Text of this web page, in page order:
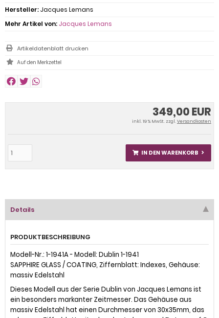
349,00 EUR
inkl. 19 % MwSt. zzgl.Versandkosten
IN DEN WARENKORB
Hersteller: Jacques Lemans
Mehr Artikel von: Jacques Lemans
Artikeldatenblatt drucken
Details
PRODUKTBESCHREIBUNG
Modell-Nr.: 1-1941A - Modell: Dublin 1-1941
SAPPHIRE GLASS / COATING, Ziffernblatt: Indexes, Gehäuse:
massiv Edelstahl
Dieses Modell aus der Serie Dublin von Jacques Lemans ist
ein besonders markanter Zeitmesser. Das Gehäuse aus
massiv Edelstahl hat einen Durchmesser von 30x35mm, das